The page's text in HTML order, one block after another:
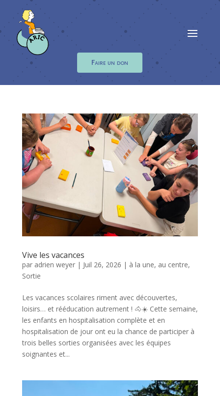
Faire un don
Vive les vacances
par adrien weyer| Juil 26, 2026 | à la une, au centre,
Sortie
Les vacances scolaires riment avec découvertes,
loisirs… et rééducation autrement ! 🐴☀️ Cette semaine,
les enfants en hospitalisation complète et en
hospitalisation de jour ont eu la chance de participer à
trois belles sorties organisées avec les équipes
soignantes et...